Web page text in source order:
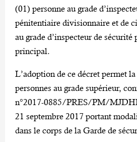
(01) personne au grade
pénitentiaire divisionnaire et de
au grade d’inspecteur de
principal.
L’adoption de ce décret permet
personnes au grade supérieur,
n°2017-0885/PRES/PM/
21 septembre 2017 portant
dans le corps de la Garde de